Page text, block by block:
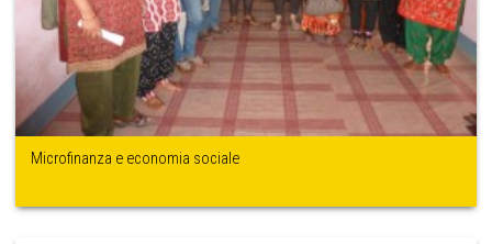
Microfinanza e economia sociale